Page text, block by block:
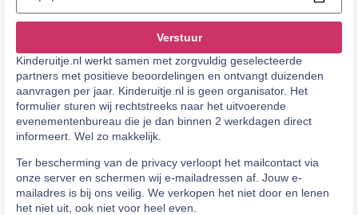
Verstuur
Kinderuitje.nl werkt samen met zorgvuldig geselecteerde
partners met positieve beoordelingen en ontvangt duizenden
aanvragen per jaar. Kinderuitje.nl is geen organisator. Het
formulier sturen wij rechtstreeks naar het uitvoerende
evenementenbureau die je dan binnen 2 werkdagen direct
informeert. Wel zo makkelijk.
Ter bescherming van de privacy verloopt het mailcontact via
onze server en schermen wij e-mailadressen af. Jouw e-
mailadres is bij ons veilig. We verkopen het niet door en lenen
het niet uit, ook niet voor heel even.